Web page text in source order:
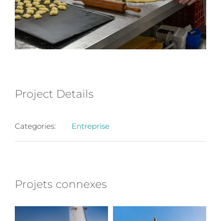
Project Details
Categories: Entreprise
Projets connexes